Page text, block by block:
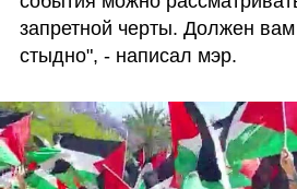
запретной черты. Должен вам
стыдно", - написал мэр.